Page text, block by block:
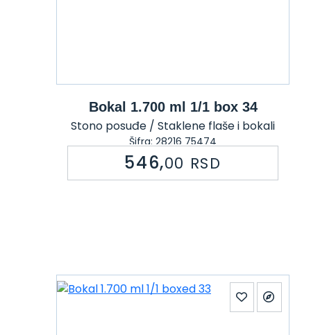
Bokal 1.700 ml 1/1 box 34
Stono posuđe / Staklene flaše i bokali
Šifra: 28216 75474
546,00 RSD